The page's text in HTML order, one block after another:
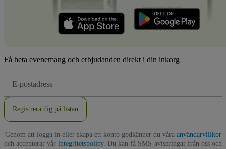
Få heta evenemang och erbjudanden direkt i din inkorg
postadress
Registrera dig på listan
Genom att logga in eller skapa ett konto godkänner du våra användarvillkor
och accepterar vår integritetspolicy. Du kan få SMS-aviseringar från oss och